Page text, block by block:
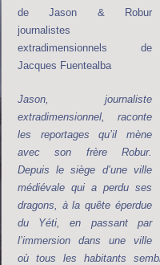
de Jason & Robur
journalistes
extradimensionnels de
Jacques Fuentealba
Jason, journaliste
extradimensionnel, raconte
les reportages qu’il mène
avec son frère Robur.
Depuis le siège d’une ville
médiévale qui a perdu ses
dragons, à la quête éperdue
du Yéti, en passant par
l’immersion dans une ville
où tous les habitants